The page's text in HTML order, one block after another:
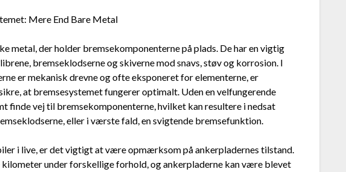
Mere End Bare Metal
metal, der holder bremsekomponenterne på plads. De har en vigtig
bremseklodserne og skiverne mod snavs, støv og korrosion. I
er mekanisk drevne og ofte eksponeret for elementerne, er
at bremsesystemet fungerer optimalt. Uden en velfungerende
finde vej til bremsekomponenterne, hvilket kan resultere i nedsat
eller i værste fald, en svigtende bremsefunktion.
i live, er det vigtigt at være opmærksom på ankerpladernes tilstand.
under forskellige forhold, og ankerpladerne kan være blevet